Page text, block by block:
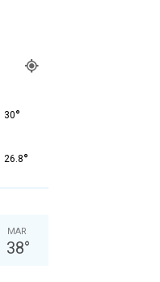
30°
26.8°
MAR
38°